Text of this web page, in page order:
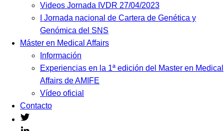
Videos Jornada IVDR 27/04/2023
I Jornada nacional de Cartera de Genética y
Genómica del SNS
Máster en Medical Affairs
Información
Experiencias en la 1ª edición del Master en Medical
Affairs de AMIFE
Vídeo oficial
Contacto